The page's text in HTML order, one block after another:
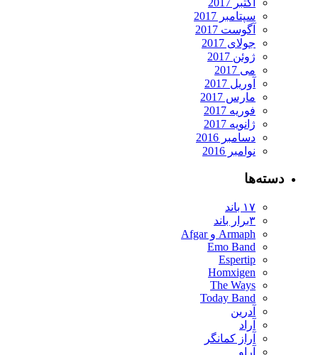
سپتامبر 2017
آگوست 2017
جولای 2017
مارس 2017
دسامبر 2016
Armaph و Afgar
Emo Band
Espertip
Homxigen
The Ways
Today Band
آراز کمانگر